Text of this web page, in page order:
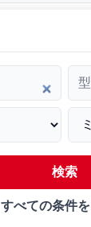
検索
すべての条件